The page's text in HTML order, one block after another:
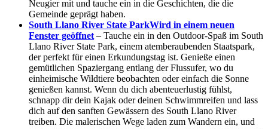
Neugier mit und tauche ein in die Geschichten, die die
Gemeinde geprägt haben.
South Llano River State ParkWird in einem neuen
Fenster geöffnet – Tauche ein in den Outdoor-Spaß im South
Llano River State Park, einem atemberaubenden Staatspark,
der perfekt für einen Erkundungstag ist. Genieße einen
gemütlichen Spaziergang entlang der Flussufer, wo du
einheimische Wildtiere beobachten oder einfach die Sonne
genießen kannst. Wenn du dich abenteuerlustig fühlst,
schnapp dir dein Kajak oder deinen Schwimmreifen und lass
dich auf den sanften Gewässern des South Llano River
treiben. Die malerischen Wege laden zum Wandern ein, und